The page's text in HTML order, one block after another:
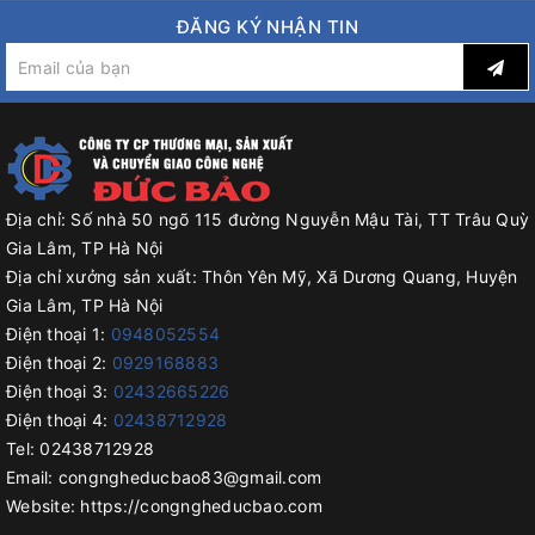
lớn, có máy bơm hoạt động với công suất lớn giúp máy có thể
hoạt động liên tục và lâu dài mà không cần lo về tuổi thọ.
3. Buồng Hút Chân Không Của Máy
Hút Chè LD660
Buồng hút chân không của chiếc máy này có dung tích làm việc
lớn. Với sức chứa lớn, máy hút chân không chè Ld 660 có thể
giúp bạn đóng gói và hút chân không cho những túi có kích
thước lớn. Hơn thế nữa là bạn có thể đặt nhiều túi để hút trong
cùng một lần hút.
4. Vỏ Máy Được Làm Từ Inox 304
Cao Cấp
Máy hút chè LD 660 có phần vỏ được thiết kế và gia công hoàn
ĐĂNG KÝ NHẬN TIN
Địa chỉ: Số nhà 50 ngõ 115 đường Nguyễn Mậu Tài, TT Trâu Quỳ
Gia Lâm, TP Hà Nội
Địa chỉ xưởng sản xuất: Thôn Yên Mỹ, Xã Dương Quang, Huyện
Gia Lâm, TP Hà Nội
Điện thoại 1: 0948052554
Điện thoại 2: 0929168883
Điện thoại 3: 02432665226
Điện thoại 4: 02438712928
Tel: 02438712928
Email: congngheducbao83@gmail.com
Website: https://congngheducbao.com